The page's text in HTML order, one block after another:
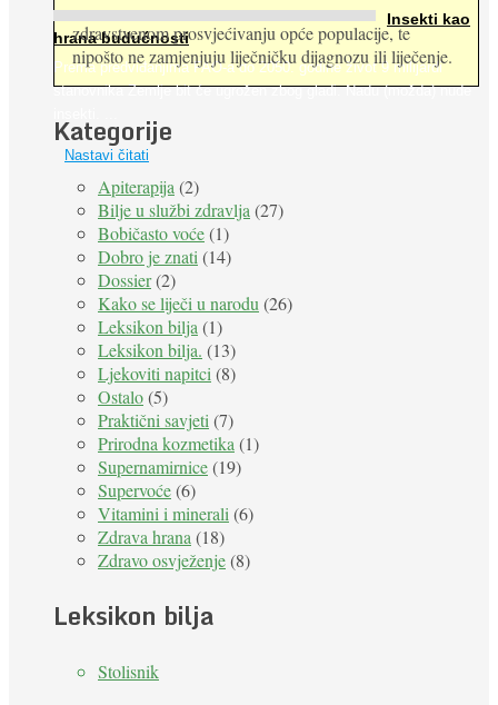
Insekti kao
hrana budućnosti
Prema predviđanjima FAO-a do 2050. godine život 9 milijardi
stanovnika Zemlje bit će ugrožen zbog gladi. Nadu (možda) nude
Nastavi čitati
zdravstvenom prosvjećivanju opće populacije, te
nipošto ne zamjenjuju liječničku dijagnozu ili liječenje.
Kategorije
Apiterapija (2)
Bilje u službi zdravlja (27)
Bobičasto voće(1)
Dobro je znati (14)
Dossier(2)
Kako se liječi u narodu (26)
Leksikon bilja (1)
Leksikon bilja. (13)
Ljekoviti napitci (8)
Ostalo(5)
Praktični savjeti (7)
Prirodna kozmetika (1)
Supernamirnice(19)
Supervoće(6)
Vitamini i minerali (6)
Zdrava hrana (18)
Zdravo osvježenje(8)
Leksikon bilja
Stolisnik